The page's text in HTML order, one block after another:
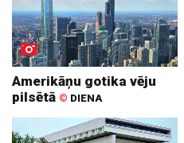
Amerikāņu gotika vēju
pilsētā © DIENA